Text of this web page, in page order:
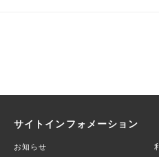
サイトインフォメーション
お知らせ